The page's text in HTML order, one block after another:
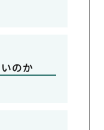
のか